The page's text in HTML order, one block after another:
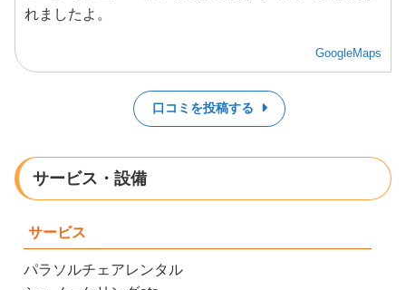
れましたよ。
GoogleMaps
口コミを投稿する
サービス・設備
サービス
パラソルチェアレンタル